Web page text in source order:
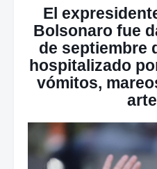
El
Bolsonaro fue
de septiembre
hospitalizado
vómitos,